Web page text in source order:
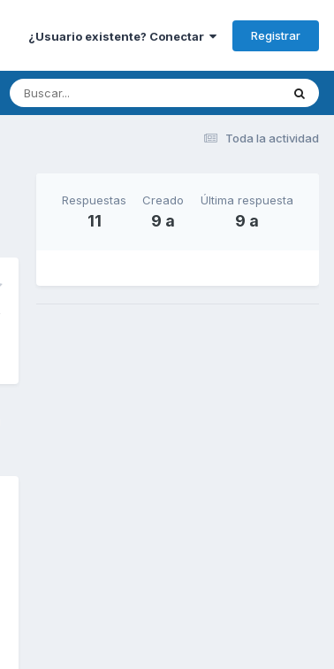
¿Usuario existente? Conectar Registrar
Toda la actividad
Respuestas
11
Creado
9 a
Última respuesta
9 a